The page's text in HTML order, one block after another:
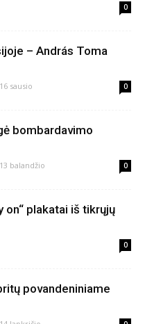
0
– András Toma
sausio 0
bombardavimo
balandžio 0
on“ plakatai iš tikrųjų
0
povandeniniame